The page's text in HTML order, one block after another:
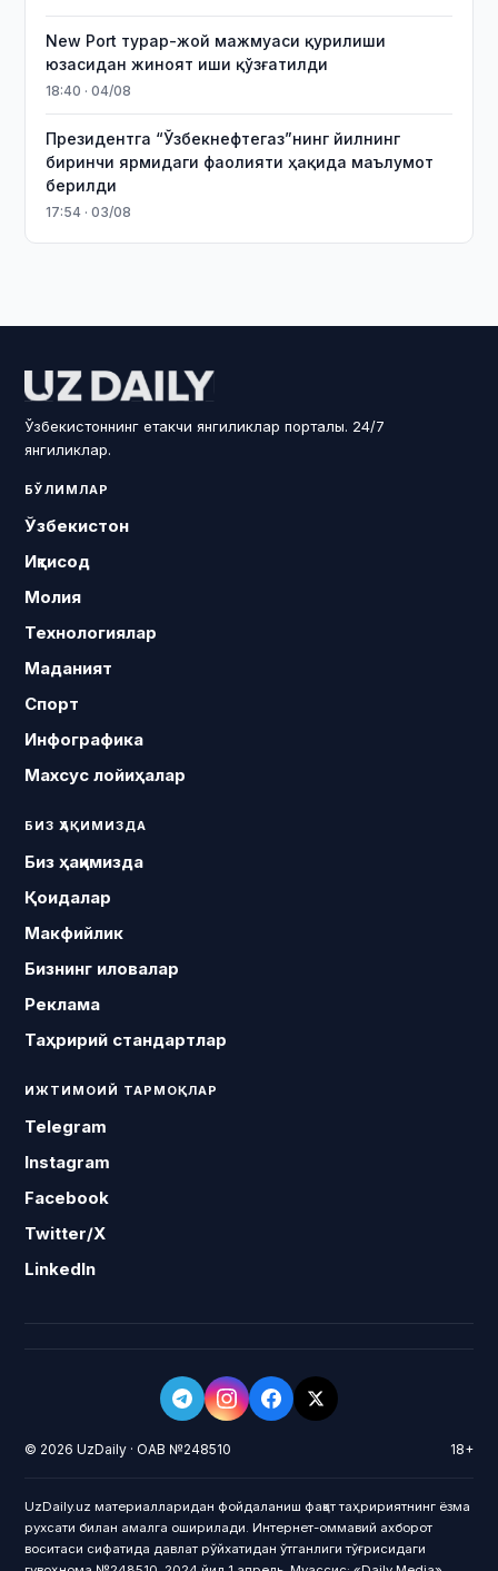
New Port турар-жой мажмуаси қурилиши
юзасидан жиноят иши қўзғатилди
18:40 · 04/08
Президентга “Ўзбекнефтегаз”нинг йилнинг
биринчи ярмидаги фаолияти ҳақида маълумот
берилди
17:54 · 03/08
Ўзбекистоннинг етакчи янгиликлар порталы. 24/7
янгиликлар.
БЎЛИМЛАР
Ўзбекистон
Иқтисод
Молия
Технологиялар
Маданият
Спорт
Инфографика
Махсус лойиҳалар
БИЗ ҲАҚИМИЗДА
Биз ҳақимизда
Қоидалар
Макфийлик
Бизнинг иловалар
Реклама
Таҳририй стандартлар
ИЖТИМОИЙ ТАРМОҚЛАР
Telegram
Instagram
Facebook
Twitter/X
LinkedIn
© 2026 UzDaily · ОАВ №248510 18+
UzDaily.uz материалларидан фойдаланиш фақат таҳририятнинг ёзма
рухсати билан амалга оширилади. Интернет-оммавий ахборот
воситаси сифатида давлат рўйхатидан ўтганлиги тўғрисидаги